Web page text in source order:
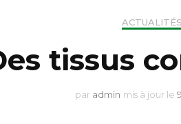
ACTUALITÉS
tissus
par admin mis à jour le